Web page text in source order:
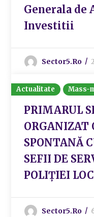
Generala
Investitii
Sector5.ro
Actualitate Mass-
PRIMARUL
ORGANIZAT
SPONTANĂ
SEFII DE
POLIȚIEI
Sector5.ro